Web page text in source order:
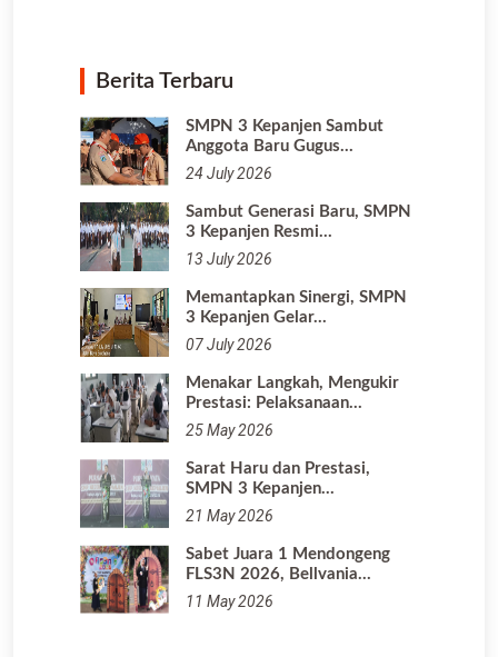
Berita Terbaru
SMPN 3 Kepanjen Sambut
Anggota Baru Gugus…
24 July 2026
Sambut Generasi Baru, SMPN
3 Kepanjen Resmi…
13 July 2026
Memantapkan Sinergi, SMPN
3 Kepanjen Gelar…
07 July 2026
Menakar Langkah, Mengukir
Prestasi: Pelaksanaan…
25 May 2026
Sarat Haru dan Prestasi,
SMPN 3 Kepanjen…
21 May 2026
Sabet Juara 1 Mendongeng
FLS3N 2026, Bellvania…
11 May 2026